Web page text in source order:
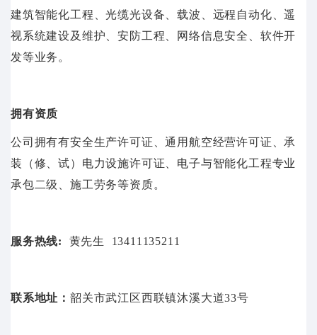
建筑智能化工程、光缆光设备、载波、远程自动化、遥
视系统建设及维护、安防工程、网络信息安全、软件开
发等业务。
拥有资质
公司拥有有安全生产许可证、通用航空经营许可证、承
装（修、试）电力设施许可证、电子与智能化工程专业
承包二级、施工劳务等资质。
服务热线: 黄先生 13411135211
联系地址： 韶关市武江区西联镇沐溪大道33号